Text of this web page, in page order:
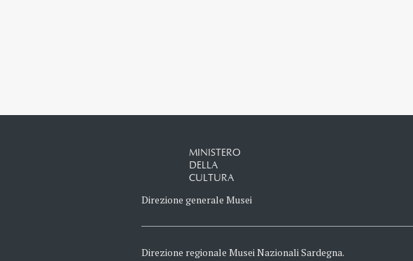
MINISTERO
DELLA
CULTURA
Direzione generale Musei
Direzione regionale Musei Nazionali Sardegna.